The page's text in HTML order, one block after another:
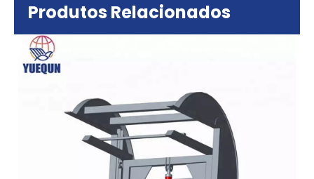
Produtos Relacionados